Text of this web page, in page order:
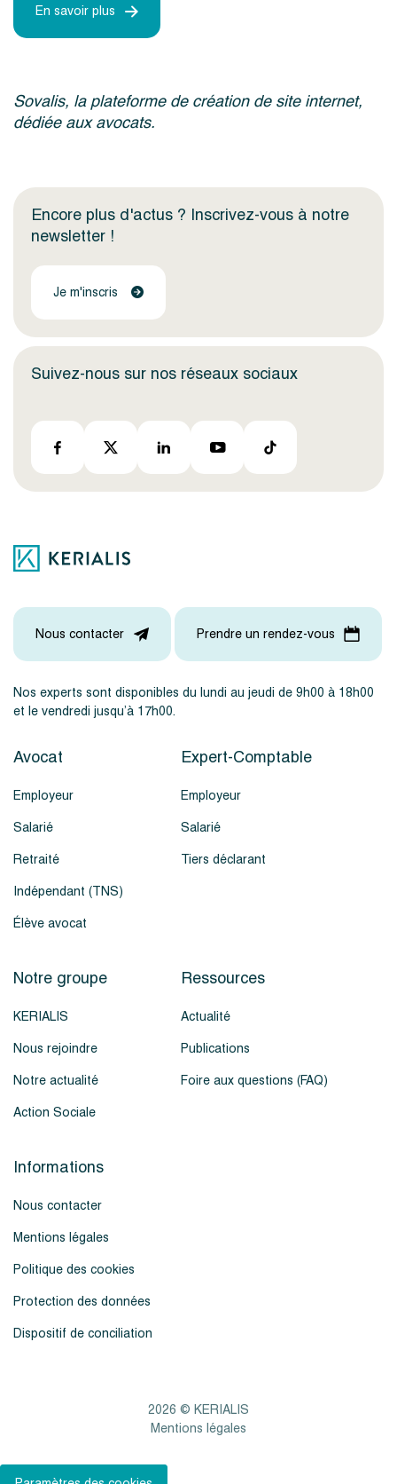
En savoir plus
Sovalis, la plateforme de création de site internet,
dédiée aux avocats.
Encore plus d'actus ? Inscrivez-vous à notre
newsletter !
Je m'inscris
Suivez-nous sur nos réseaux sociaux
Nos experts sont disponibles du lundi au jeudi de 9h00 à 18h00
et le vendredi jusqu’à 17h00.
Nous contacter Prendre un rendez-vous
Avocat
Employeur
Salarié
Retraité
Indépendant (TNS)
Élève avocat
Expert-Comptable
Employeur
Salarié
Tiers déclarant
Notre groupe
KERIALIS
Nous rejoindre
Notre actualité
Action Sociale
Ressources
Actualité
Publications
Foire aux questions (FAQ)
Informations
Nous contacter
Mentions légales
Politique des cookies
Protection des données
Dispositif de conciliation
2026 © KERIALIS
Mentions légales